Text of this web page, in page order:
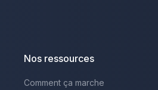
Nos ressources
Comment ça marche